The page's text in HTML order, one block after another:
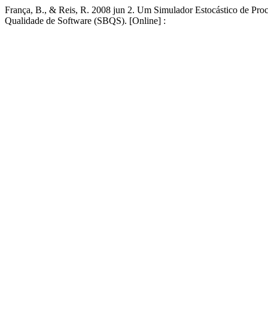
França, B., & Reis, R. 2008 jun 2. Um Simulador Estocástico de
Qualidade de Software (SBQS). [Online] :